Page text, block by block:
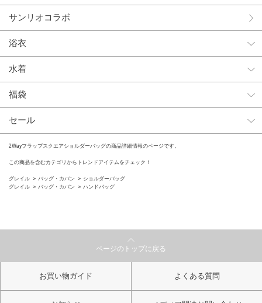
サンリオコラボ
浴衣
水着
福袋
セール
2Wayフラップスクエアショルダーバッグの商品詳細情報のページです。
この商品を含むカテゴリからトレンドアイテムをチェック！
グレイル バッグ・カバン
ショルダーバッグ
グレイル
バッグ・カバン ハンドバッグ
ページのトップに戻る
お買い物ガイド よくある質問